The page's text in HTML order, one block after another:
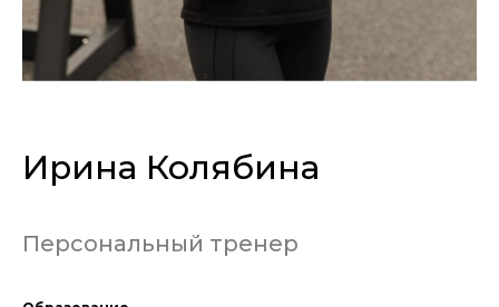
Ирина Колябина
Персональный тренер